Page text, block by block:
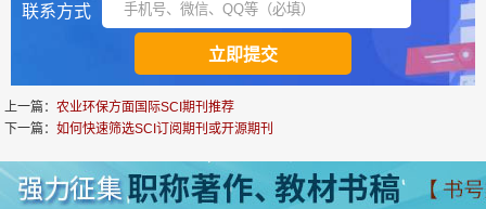
联系方式
上一篇：农业环保方面国际SCI期刊推荐
下一篇：如何快速筛选SCI订阅期刊或开源期刊